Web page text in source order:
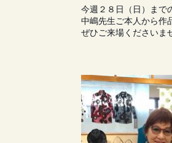
今週２８日（日）まで
中嶋先生ご本人から作
ぜひご来場くださいま